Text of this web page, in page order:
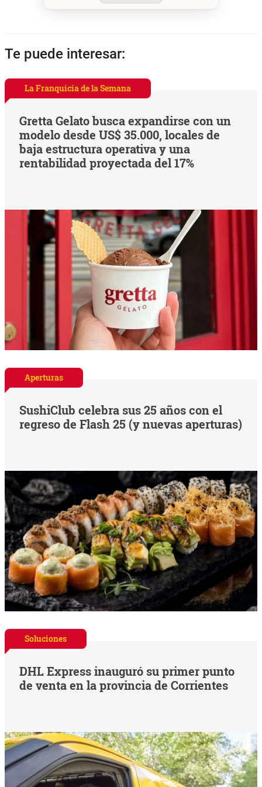
Te puede interesar:
La Franquicia de la Semana
Gretta Gelato busca expandirse con un
modelo desde US$ 35.000, locales de
baja estructura operativa y una
rentabilidad proyectada del 17%
Aperturas
SushiClub celebra sus 25 años con el
regreso de Flash 25 (y nuevas aperturas)
Soluciones
DHL Express inauguró su primer punto
de venta en la provincia de Corrientes